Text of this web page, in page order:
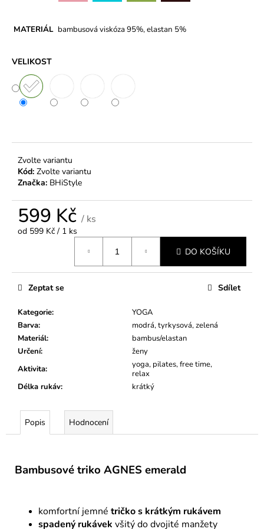
MATERIÁL bambusová viskóza 95%, elastan 5%
VELIKOST
Zvolte variantu
Kód: Zvolte variantu
Značka: BHiStyle
599 Kč / ks
Měrná
od 599 Kč / 1 ks
DO KOŠÍKU
Kategorie:
YOGA
Barva:
modrá, tyrkysová, zelená
Materiál:
bambus/elastan
Určení:
ženy
Aktivita:
yoga, pilates, free time,
relax
Délka rukáv: krátký
Zeptat se Sdílet
Popis Hodnocení
Bambusové triko AGNES emerald
komfortní jemné tričko s krátkým rukávem
spadený rukávek všitý do dvojité manžety